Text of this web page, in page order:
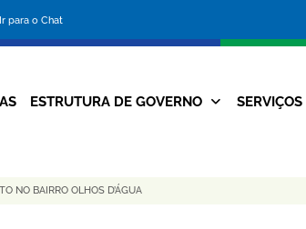
Ir para o Chat
da
Prefeitura
Navegação
ESTRUTURA DE GOVERNO SERVIÇOS
NO BAIRRO OLHOS D’ÁGUA